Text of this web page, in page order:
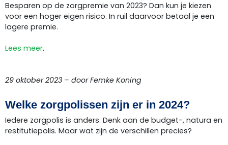
Besparen op de zorgpremie van 2023? Dan kun je kiezen
voor een hoger eigen risico. In ruil daarvoor betaal je een
lagere premie.
Lees meer.
29 oktober 2023 – door Femke Koning
Welke zorgpolissen zijn er in 2024?
Iedere zorgpolis is anders. Denk aan de budget-, natura en
restitutiepolis. Maar wat zijn de verschillen precies?